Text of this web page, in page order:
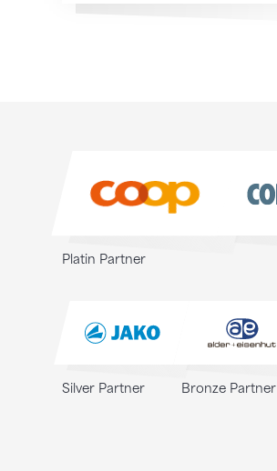
Platin Partner
Silver Partner Bronze Partner